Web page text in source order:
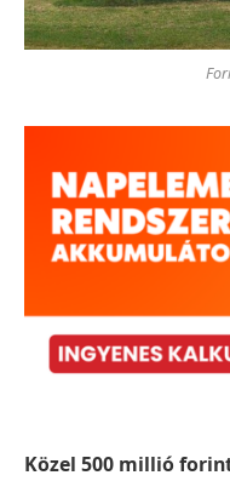
Közel 500 millió